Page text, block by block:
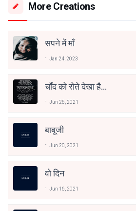
More Creations
सपने में माँ
Jan 24, 2023
चाँद को रोते देखा है...
Jun 26, 2021
बाबूजी
Jun 20, 2021
वो दिन
Jun 16, 2021